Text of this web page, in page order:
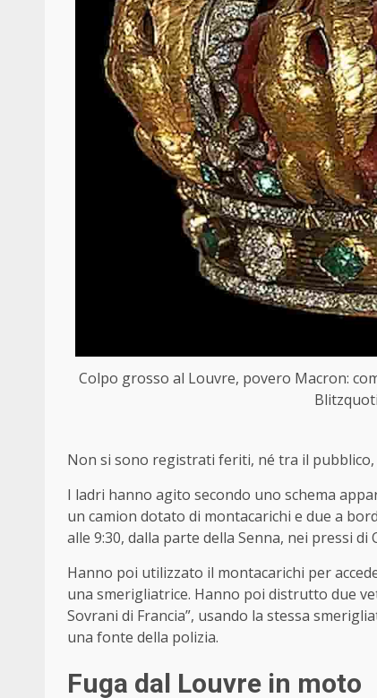
Colpo grosso al Louvre, povero Macron:
Non si sono registrati feriti, né tra il
I ladri hanno agito secondo uno schema
un camion dotato di montacarichi e due a
alle 9:30, dalla parte della Senna, nei pressi
Hanno poi utilizzato il montacarichi per
una smerigliatrice. Hanno poi distrutto due
Sovrani di Francia”, usando la stessa
una fonte della polizia.
Fuga dal Louvre in moto